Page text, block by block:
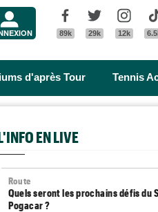
Facebook
89k
Twitter
29k 12k
d'après Tour Tennis
EN LIVE
Route
Quels seront les prochains défis du
Pogacar ?